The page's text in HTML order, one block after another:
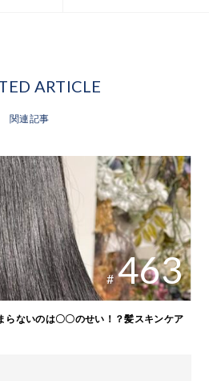
ARTICLE
関連記事
# 463
らないのは〇〇のせい！？髪スキンケア